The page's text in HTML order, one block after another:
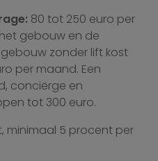
80 tot 250 euro per
gebouw en de
zonder lift kost
per maand. Een
conciërge en
tot 300 euro.
minimaal 5 procent per